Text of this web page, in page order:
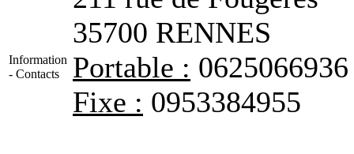
Information
- Contacts
35700 RENNES
Portable : 0625066936
Fixe : 0953384955